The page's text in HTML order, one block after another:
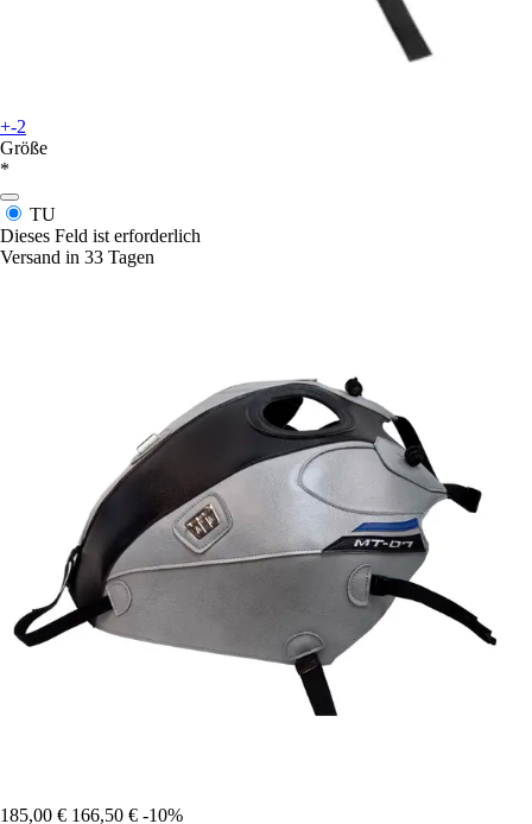
+-2
Größe
*
TU
Dieses Feld ist erforderlich
Versand in 33 Tagen
185,00 € 166,50 € -10%